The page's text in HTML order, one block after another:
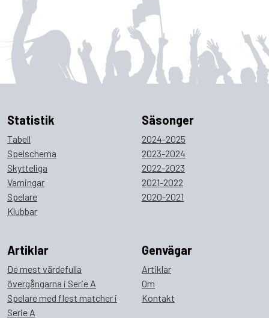
Statistik
Tabell
Spelschema
Skytteliga
Varningar
Spelare
Klubbar
Säsonger
2024-2025
2023-2024
2022-2023
2021-2022
2020-2021
Artiklar
De mest värdefulla
övergångarna i Serie A
Spelare med flest matcher i
Serie A
Genvägar
Artiklar
Om
Kontakt